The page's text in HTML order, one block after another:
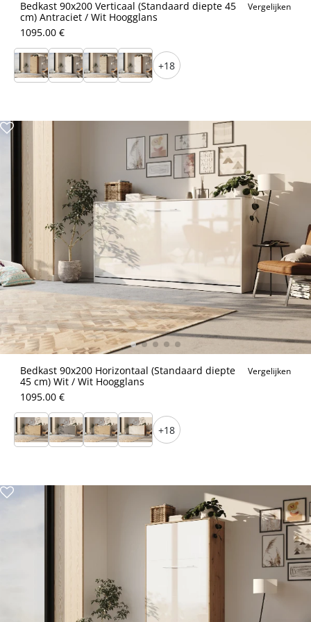
Bedkast 90x200 Verticaal (Standaard diepte 45
cm) Antraciet / Wit Hoogglans
Vergelijken
1095.00 €
+18
Bedkast 90x200 Horizontaal (Standaard diepte
45 cm) Wit / Wit Hoogglans
Vergelijken
1095.00 €
+18